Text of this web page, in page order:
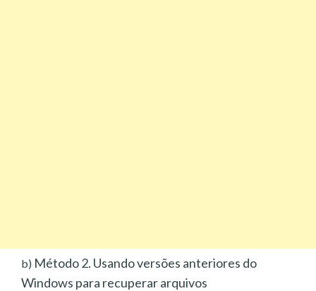
b) Método 2. Usando versões anteriores do
Windows para recuperar arquivos